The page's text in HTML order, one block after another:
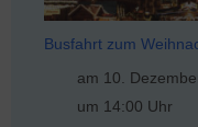
Busfahrt zum
am 10.
um 14:00 Uhr